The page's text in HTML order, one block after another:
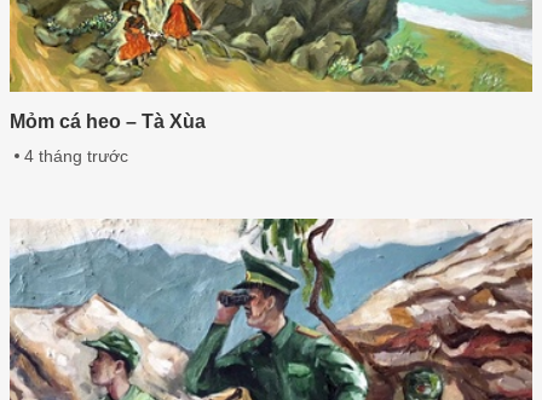
Mỏm cá heo – Tà Xùa
4 tháng trước